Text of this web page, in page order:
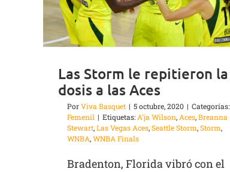
Las Storm le repitieron la
dosis a las Aces
PorViva Basquet | 5 octubre, 2020 | Categorías:
Femenil | Etiquetas:A'ja Wilson,Aces,Breanna
Stewart,Las Vegas Aces,Seattle Storm,Storm,
WNBA,WNBA Finals
Bradenton, Florida vibró con el